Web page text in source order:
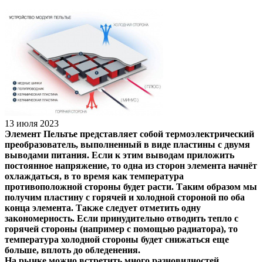
13 июля 2023
Элемент Пельтье представляет собой термоэлектрический
преобразователь, выполненный в виде пластины с двумя
выводами питания. Если к этим выводам приложить
постоянное напряжение, то одна из сторон элемента начнёт
охлаждаться, в то время как температура
противоположной стороны будет расти. Таким образом мы
получим пластину с горячей и холодной стороной по оба
конца элемента. Также следует отметить одну
закономерность. Если принудительно отводить тепло с
горячей стороны (например с помощью радиатора), то
температура холодной стороны будет снижаться еще
больше, вплоть до обледенения.